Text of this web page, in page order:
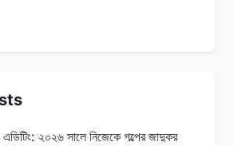
২০২৬ সালে নিজেকে গল্পের জাদুকর